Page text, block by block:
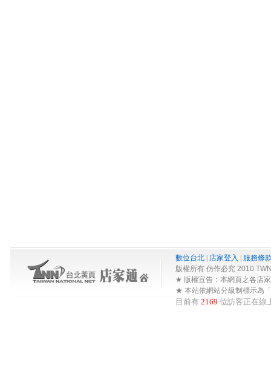
數位台北 店家登入
服務條
版權所有 仿作必究 2010
★ 版權宣告：本網頁之各店
★ 本站依網站分級制標示為
目前有 2169 位訪客正在線